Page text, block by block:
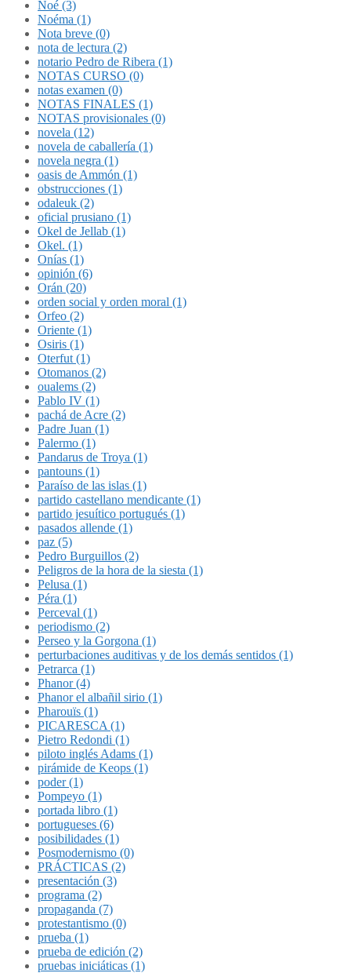
Noé (3)
Noéma (1)
Nota breve (0)
nota de lectura (2)
notario Pedro de Ribera (1)
NOTAS CURSO (0)
notas examen (0)
NOTAS FINALES (1)
NOTAS provisionales (0)
novela (12)
novela de caballería (1)
novela negra (1)
oasis de Ammón (1)
obstrucciones (1)
odaleuk (2)
oficial prusiano (1)
Okel de Jellab (1)
Okel. (1)
Onías (1)
opinión (6)
Orán (20)
orden social y orden moral (1)
Orfeo (2)
Oriente (1)
Osiris (1)
Oterfut (1)
Otomanos (2)
oualems (2)
Pablo IV (1)
pachá de Acre (2)
Padre Juan (1)
Palermo (1)
Pandarus de Troya (1)
pantouns (1)
Paraíso de las islas (1)
partido castellano mendicante (1)
partido jesuítico portugués (1)
pasados allende (1)
paz (5)
Pedro Burguillos (2)
Peligros de la hora de la siesta (1)
Pelusa (1)
Péra (1)
Perceval (1)
periodismo (2)
Perseo y la Gorgona (1)
perturbaciones auditivas y de los demás sentidos (1)
Petrarca (1)
Phanor (4)
Phanor el albañil sirio (1)
Pharouïs (1)
PICARESCA (1)
Pietro Redondi (1)
piloto inglés Adams (1)
pirámide de Keops (1)
poder (1)
Pompeyo (1)
portada libro (1)
portugueses (6)
posibilidades (1)
Posmodernismo (0)
PRÁCTICAS (2)
presentación (3)
programa (2)
propaganda (7)
protestantismo (0)
prueba (1)
prueba de edición (2)
pruebas iniciáticas (1)